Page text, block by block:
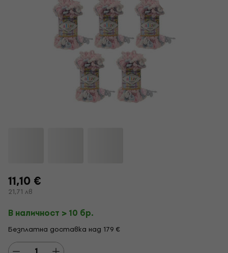
11,10 €
21,71 лв
В наличност > 10 бр.
Безплатна доставка над 179 €